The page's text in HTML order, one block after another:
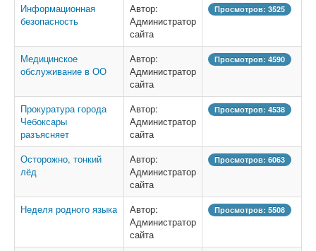
Информационная
безопасность
Автор:
Администратор
сайта
Просмотров: 3525
Медицинское
обслуживание в ОО
Автор:
Администратор
сайта
Просмотров: 4590
Прокуратура города
Чебоксары
разъясняет
Автор:
Администратор
сайта
Просмотров: 4538
Осторожно, тонкий
лёд
Автор:
Администратор
сайта
Просмотров: 6063
Неделя родного языка
Автор:
Администратор
сайта
Просмотров: 5508